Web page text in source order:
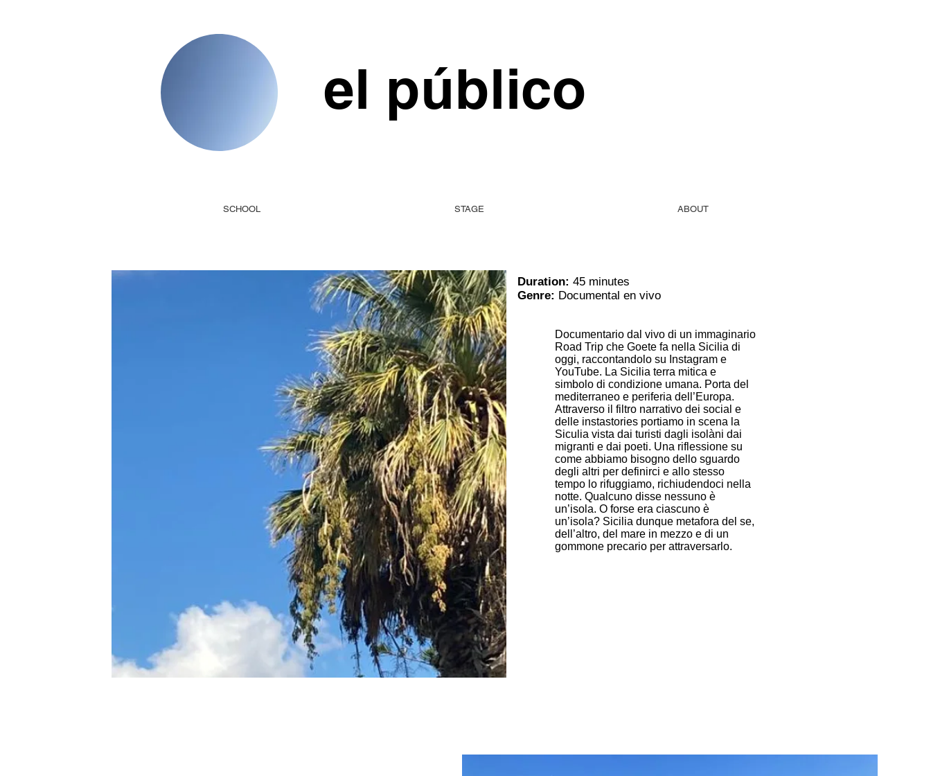
el público
SCHOOL STAGE ABOUT
Duration: 45 minutes
Genre: Documental en vivo
Documentario dal vivo di un immaginario
Road Trip che Goete fa nella Sicilia di
oggi, raccontandolo su Instagram e
YouTube. La Sicilia terra mitica e
simbolo di condizione umana. Porta del
mediterraneo e periferia dell’Europa.
Attraverso il filtro narrativo dei social e
delle instastories portiamo in scena la
Siculia vista dai turisti dagli isolàni dai
migranti e dai poeti. Una riflessione su
come abbiamo bisogno dello sguardo
degli altri per definirci e allo stesso
tempo lo rifuggiamo, richiudendoci nella
notte. Qualcuno disse nessuno è
un’isola. O forse era ciascuno è
un’isola? Sicilia dunque metafora del se,
dell’altro, del mare in mezzo e di un
gommone precario per attraversarlo.